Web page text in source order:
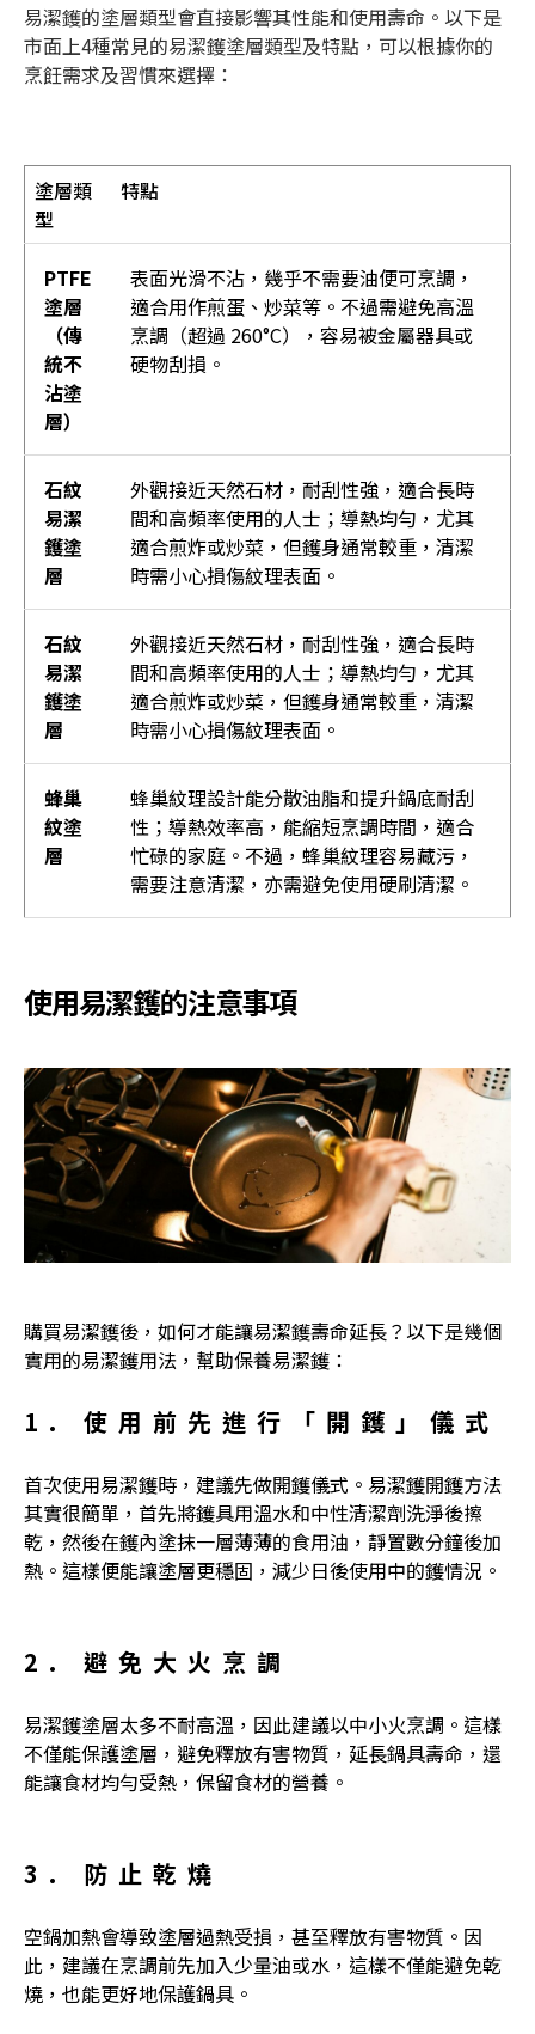
易潔鑊的塗層類型會直接影響其性能和使用壽命。以下是
市面上4種常見的易潔鑊塗層類型及特點，可以根據你的
烹飪需求及習慣來選擇：
塗層類
型
特點
PTFE
塗層
（傳
統不
沾塗
層）
表面光滑不沾，幾乎不需要油便可烹調，
適合用作煎蛋、炒菜等。不過需避免高溫
烹調（超過 260°C），容易被金屬器具或
硬物刮損。
石紋
易潔
鑊塗
層
外觀接近天然石材，耐刮性強，適合長時
間和高頻率使用的人士；導熱均勻，尤其
適合煎炸或炒菜，但鑊身通常較重，清潔
時需小心損傷紋理表面。
石紋
易潔
鑊塗
層
外觀接近天然石材，耐刮性強，適合長時
間和高頻率使用的人士；導熱均勻，尤其
適合煎炸或炒菜，但鑊身通常較重，清潔
時需小心損傷紋理表面。
蜂巢
紋塗
層
蜂巢紋理設計能分散油脂和提升鍋底耐刮
性；導熱效率高，能縮短烹調時間，適合
忙碌的家庭。不過，蜂巢紋理容易藏污，
需要注意清潔，亦需避免使用硬刷清潔。
使用易潔鑊的注意事項
購買易潔鑊後，如何才能讓易潔鑊壽命延長？以下是幾個
實用的易潔鑊用法 ，幫助保養易潔鑊：
1. 使用前先進行「開鑊」儀式
首次使用易潔鑊時，建議先做開鑊儀式。 易潔鑊開鑊方法
其實很簡單，首先將鑊具用溫水和中性清潔劑洗淨後擦
乾，然後在鑊內塗抹一層薄薄的食用油，靜置數分鐘後加
熱。這樣便能讓塗層更穩固，減少日後使用中的鑊情況。
2. 避免大火烹調
易潔鑊塗層太多不耐高溫，因此建議以中小火烹調。這樣
不僅能保護塗層，避免釋放有害物質，延長鍋具壽命，還
能讓食材均勻受熱，保留食材的營養。
3. 防止乾燒
空鍋加熱會導致塗層過熱受損，甚至釋放有害物質。因
此，建議在烹調前先加入少量油或水，這樣不僅能避免乾
燒，也能更好地保護鍋具。